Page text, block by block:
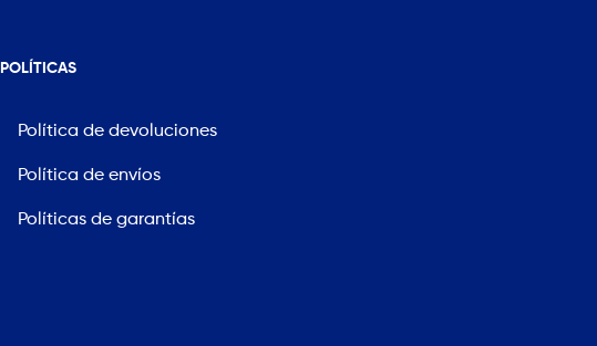
POLÍTICAS
Política de devoluciones
Política de envíos
Políticas de garantías